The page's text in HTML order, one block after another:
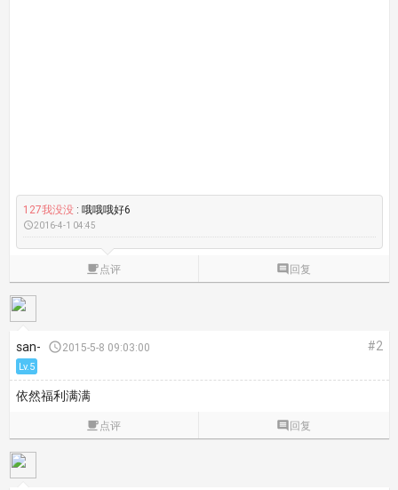
127我没没: 哦哦哦好6
2016-4-1 04:45
点评  回复
san- 2015-5-8 09:03:00 #2
Lv.5
依然福利满满
点评  回复